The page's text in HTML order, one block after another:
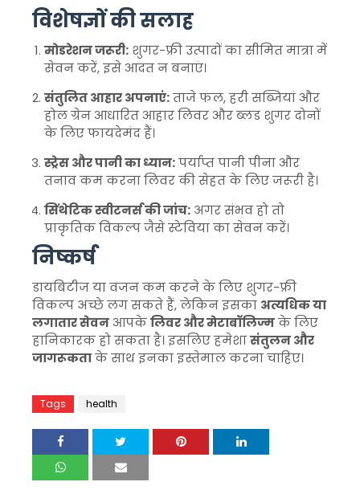
विशेषज्ञों की सलाह
मोडरेशन जरूरी: शुगर-फ्री उत्पादों का सीमित मात्रा में
सेवन करें, इसे आदत न बनाएं।
संतुलित आहार अपनाएं:ताजे फल, हरी सब्जियां और
होल ग्रेन आधारित आहार लिवर और ब्लड शुगर दोनों
के लिए फायदेमंद हैं।
स्ट्रेस और पानी का ध्यान:पर्याप्त पानी पीना और
तनाव कम करना लिवर की सेहत के लिए जरूरी है।
सिंथेटिक स्वीटनर्स की जांच: अगर संभव हो तो
प्राकृतिक विकल्प जैसे स्टेविया का सेवन करें।
निष्कर्ष
डायबिटीज या वजन कम करने के लिए शुगर-फ्री
विकल्प अच्छे लग सकते हैं, लेकिन इसका अत्यधिक या
लगातार सेवन आपकेलिवर और मेटाबॉलिज्मके लिए
हानिकारक हो सकता है। इसलिए हमेशासंतुलन और
जागरूकताके साथ इनका इस्तेमाल करना चाहिए।
Tags health